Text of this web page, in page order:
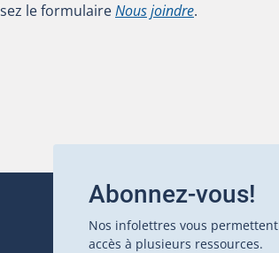
le formulaireNous joindre.
Abonnez-vous!
Nos infolettres vous permettent
accès à plusieurs ressources.